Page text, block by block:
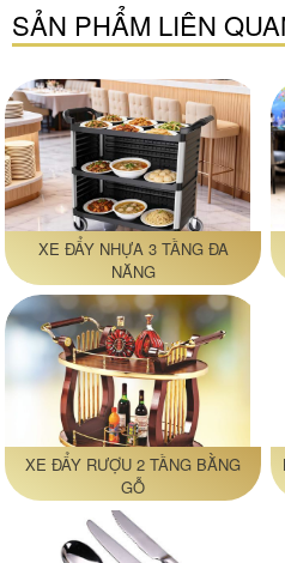
SẢN PHẨM LIÊN
XE ĐẨY NHỰA 3 TẦNG ĐA
NĂNG
XE ĐẨY RƯỢU 2 TẦNG BẰNG
GỖ